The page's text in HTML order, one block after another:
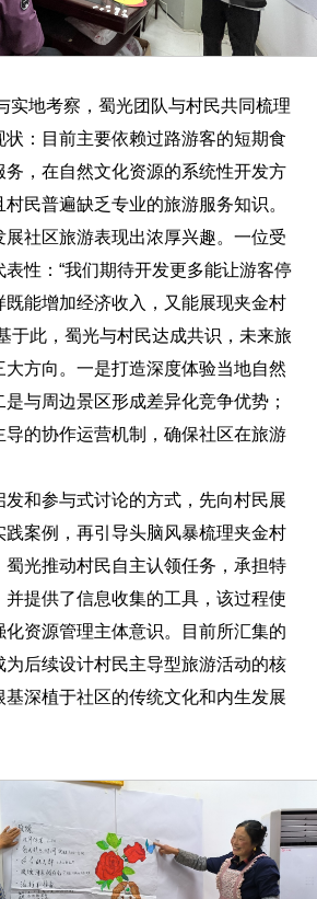
实地考察，蜀光团队与村民共同梳理
状：目前主要依赖过路游客的短期食
务，在自然文化资源的系统性开发方
民普遍缺乏专业的旅游服务知识。
社区旅游表现出浓厚兴趣。一位受
性：“我们期待开发更多能让游客停
既能增加经济收入，又能展现夹金村
于此，蜀光与村民达成共识，未来旅
方向。一是打造深度体验当地自然
与周边景区形成差异化竞争优势；
导的协作运营机制，确保社区在旅游
发和参与式讨论的方式，先向村民展
践案例，再引导头脑风暴梳理夹金村
蜀光推动村民自主认领任务，承担特
并提供了信息收集的工具，该过程使
资源管理主体意识。目前所汇集的
为后续设计村民主导型旅游活动的核
深植于社区的传统文化和内生发展